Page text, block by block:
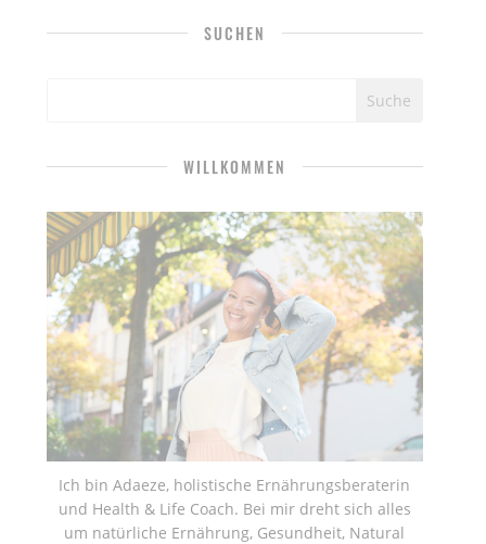
SUCHEN
WILLKOMMEN
Ich bin Adaeze, holistische Ernährungsberaterin
und Health & Life Coach. Bei mir dreht sich alles
um natürliche Ernährung, Gesundheit, Natural